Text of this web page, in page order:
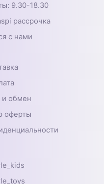
9.30-18.30
рассрочка
с нами
и обмен
оферты